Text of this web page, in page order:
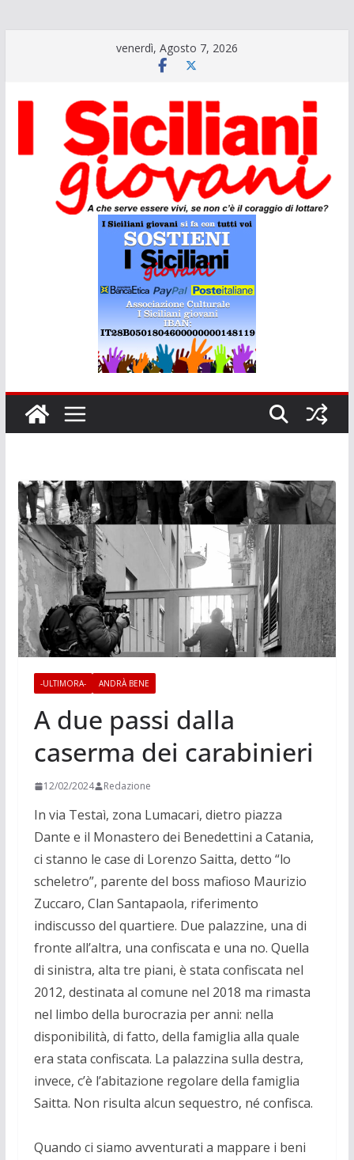
venerdì, Agosto 7, 2026
-ULTIMORA- ANDRÀ BENE
A due passi dalla
caserma dei carabinieri
12/02/2024 Redazione
In via Testaì, zona Lumacari, dietro piazza
Dante e il Monastero dei Benedettini a Catania,
ci stanno le case di Lorenzo Saitta, detto “lo
scheletro”, parente del boss mafioso Maurizio
Zuccaro, Clan Santapaola, riferimento
indiscusso del quartiere. Due palazzine, una di
fronte all’altra, una confiscata e una no. Quella
di sinistra, alta tre piani, è stata confiscata nel
2012, destinata al comune nel 2018 ma rimasta
nel limbo della burocrazia per anni: nella
disponibilità, di fatto, della famiglia alla quale
era stata confiscata. La palazzina sulla destra,
invece, c’è l’abitazione regolare della famiglia
Saitta. Non risulta alcun sequestro, né confisca.
Quando ci siamo avventurati a mappare i beni